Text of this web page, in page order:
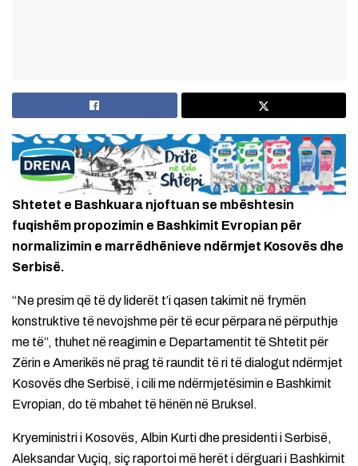
Shtetet e Bashkuara njoftuan se mbështesin
fuqishëm propozimin e Bashkimit Evropian për
normalizimin e marrëdhënieve ndërmjet Kosovës dhe
Serbisë.
“Ne presim që të dy liderët t’i qasen takimit në frymën
konstruktive të nevojshme për të ecur përpara në përputhje
me të”, thuhet në reagimin e Departamentit të Shtetit për
Zërin e Amerikës në prag të raundit të ri të dialogut ndërmjet
Kosovës dhe Serbisë, i cili me ndërmjetësimin e Bashkimit
Evropian, do të mbahet të hënën në Bruksel.
Kryeministri i Kosovës, Albin Kurti dhe presidenti i Serbisë,
Aleksandar Vuçiq, siç raportoi më herët i dërguari i Bashkimit